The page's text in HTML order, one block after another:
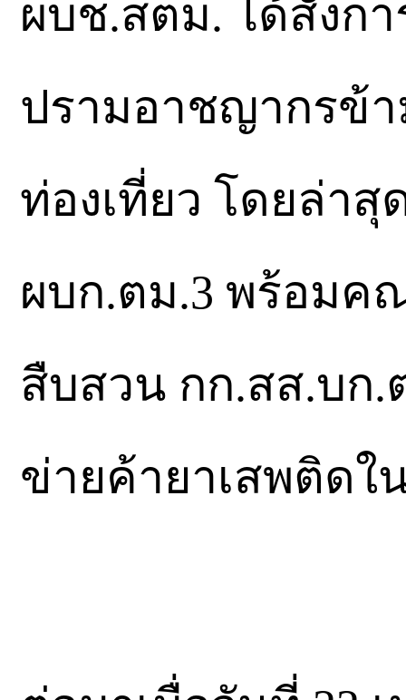
ผบช.สตม. ได้สั่งก
ปรามอาชญากรข้
ท่องเที่ยว โดยล่า
ผบก.ตม.3 พร้อมค
สืบสวน กก.สส.บก.
ข่ายค้ายาเสพติด